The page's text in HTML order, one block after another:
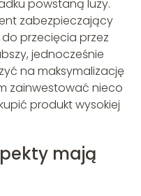
powstaną luzy.
zabezpieczający
przecięcia przez
jednocześnie
na maksymalizację
zainwestować nieco
produkt wysokiej
mają